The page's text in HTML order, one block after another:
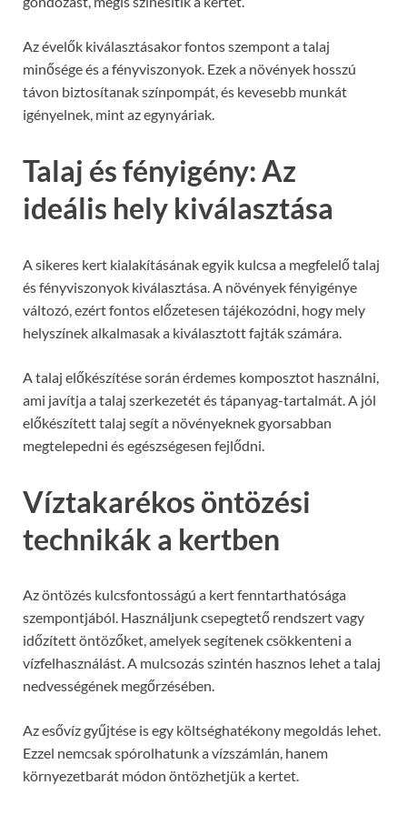
Az évelők kiválasztásakor fontos szempont a talaj
minősége és a fényviszonyok. Ezek a növények hosszú
távon biztosítanak színpompát, és kevesebb munkát
igényelnek, mint az egynyáriak.
Talaj és fényigény: Az
ideális hely kiválasztása
A sikeres kert kialakításának egyik kulcsa a megfelelő talaj
és fényviszonyok kiválasztása. A növények fényigénye
változó, ezért fontos előzetesen tájékozódni, hogy mely
helyszínek alkalmasak a kiválasztott fajták számára.
A talaj előkészítése során érdemes komposztot használni,
ami javítja a talaj szerkezetét és tápanyag-tartalmát. A jól
előkészített talaj segít a növényeknek gyorsabban
megtelepedni és egészségesen fejlődni.
Víztakarékos öntözési
technikák a kertben
Az öntözés kulcsfontosságú a kert fenntarthatósága
szempontjából. Használjunk csepegtető rendszert vagy
időzített öntözőket, amelyek segítenek csökkenteni a
vízfelhasználást. A mulcsozás szintén hasznos lehet a talaj
nedvességének megőrzésében.
Az esővíz gyűjtése is egy költséghatékony megoldás lehet.
Ezzel nemcsak spórolhatunk a vízszámlán, hanem
környezetbarát módon öntözhetjük a kertet.